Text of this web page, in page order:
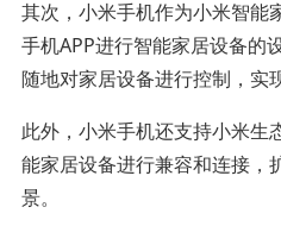
其次，小米手机作为小米智能
手机APP进行智能家居设备的
随地对家居设备进行控制，实
此外，小米手机还支持小米生
能家居设备进行兼容和连接，
景。